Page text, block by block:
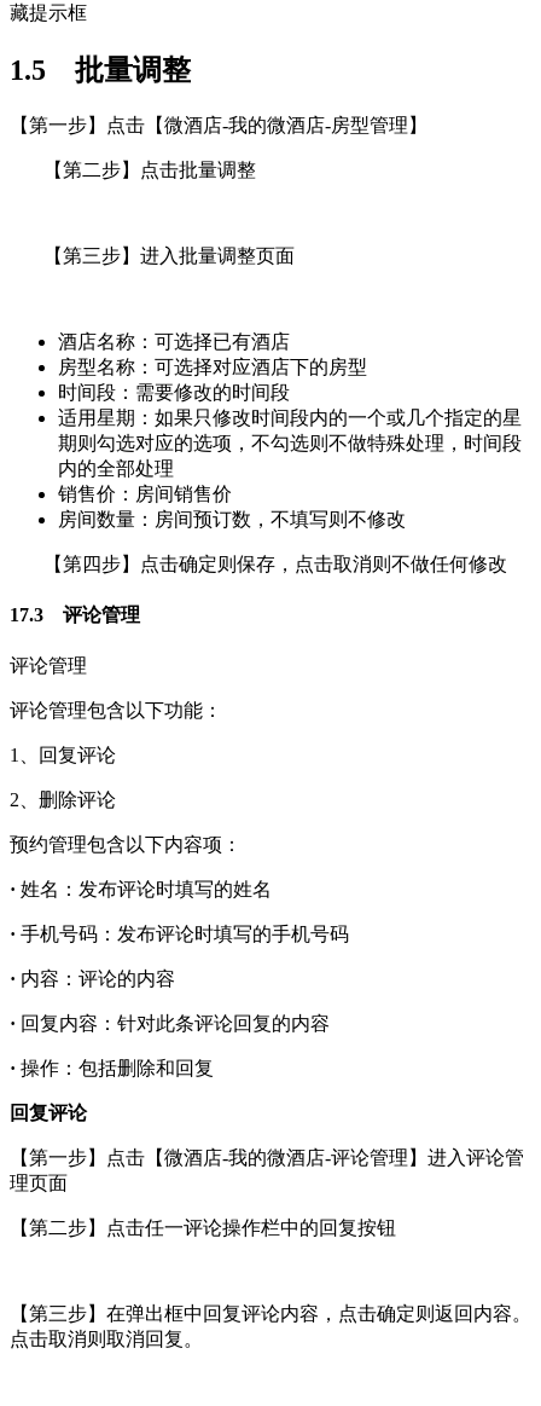
藏提示框
1.5 批量调整
【第一步】点击【微酒店-我的微酒店-房型管理】
【第二步】点击批量调整
【第三步】进入批量调整页面
酒店名称：可选择已有酒店
房型名称：可选择对应酒店下的房型
时间段：需要修改的时间段
适用星期：如果只修改时间段内的一个或几个指定的星
期则勾选对应的选项，不勾选则不做特殊处理，时间段
内的全部处理
销售价：房间销售价
房间数量：房间预订数，不填写则不修改
【第四步】点击确定则保存，点击取消则不做任何修改
17.3 评论管理
评论管理
评论管理包含以下功能：
1、回复评论
2、删除评论
预约管理包含以下内容项：
· 姓名：发布评论时填写的姓名
· 手机号码：发布评论时填写的手机号码
· 内容：评论的内容
· 回复内容：针对此条评论回复的内容
· 操作：包括删除和回复
回复评论
【第一步】点击【微酒店-我的微酒店-评论管理】进入评论管
理页面
【第二步】点击任一评论操作栏中的回复按钮
【第三步】在弹出框中回复评论内容，点击确定则返回内容。
点击取消则取消回复。